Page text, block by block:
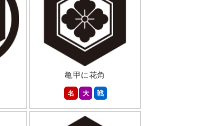
亀甲に花角
名
大 戦